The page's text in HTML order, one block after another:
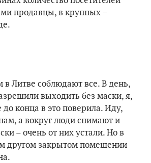
продавцы, в крупных –
Литве соблюдают все. В день,
выходить без маски, я,
до конца в это поверила. Иду,
а вокруг люди снимают и
– очень от них устали. Но в
другом закрытом помещении